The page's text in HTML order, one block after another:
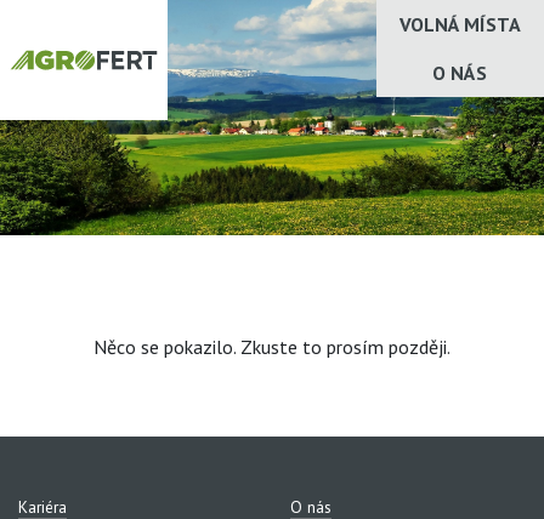
VOLNÁ MÍSTA
O NÁS
Něco se pokazilo. Zkuste to prosím později.
Kariéra O nás